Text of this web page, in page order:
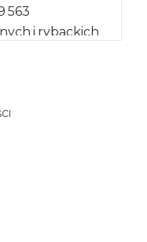
563
i rybackich